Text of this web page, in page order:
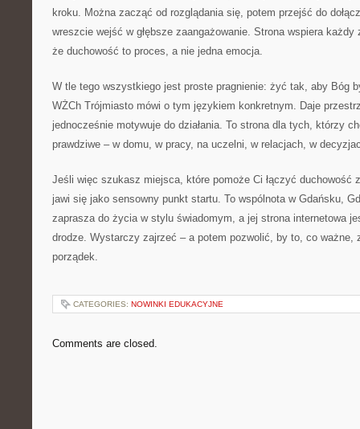
kroku. Można zacząć od rozglądania się, potem przejść do
wreszcie wejść w głębsze zaangażowanie. Strona wspiera
że duchowość to proces, a nie jedna emocja.
W tle tego wszystkiego jest proste pragnienie: żyć tak, aby Bóg
WŻCh Trójmiasto mówi o tym językiem konkretnym. Daje
jednocześnie motywuje do działania. To strona dla tych, którzy
prawdziwe – w domu, w pracy, na uczelni, w relacjach, w
Jeśli więc szukasz miejsca, które pomoże Ci łączyć duchowość
jawi się jako sensowny punkt startu. To wspólnota w Gdańsku,
zaprasza do życia w stylu świadomym, a jej strona internetowa
drodze. Wystarczy zajrzeć – a potem pozwolić, by to, co ważne,
porządek.
CATEGORIES: NOWINKI EDUKACYJNE
Comments are closed.